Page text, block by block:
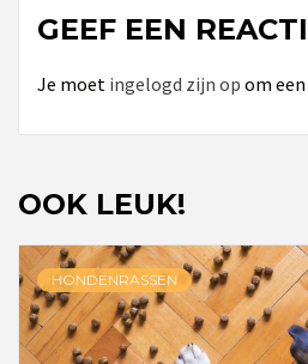
GEEF EEN
Je moet ingelogd zijn op om
OOK LEUK!
HONDENRASSEN